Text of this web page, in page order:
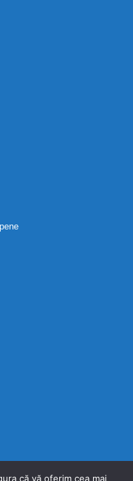
că vă oferim cea mai